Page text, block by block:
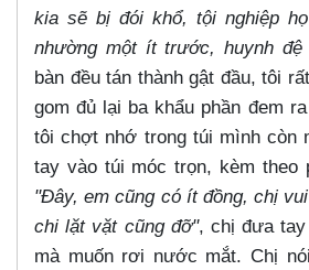
kia sẽ bị đói khổ, tội nghiệp
nhường một ít trước, huynh
bàn đều tán thành gật đầu, tôi
gom đủ lại ba khẩu phần đem
tôi chợt nhớ trong túi mình còn
tay vào túi móc trọn, kèm theo
"Đây, em cũng có ít đồng, chị
chi lặt vặt cũng đỡ", chị đưa
mà muốn rơi nước mắt. Chị nói